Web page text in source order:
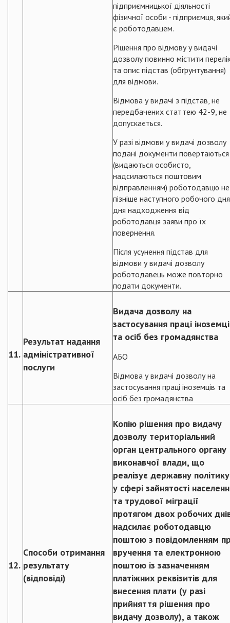
підприємницької діяльності
фізичної особи - підприємця,
є роботодавцем.
Рішення про відмову у видачі
дозволу повинно містити
та опис підстав (обґрунтування)
для відмови.
Відмова у видачі з підстав, не
передбачених статтею 42-9, не
допускається.
У разі відмови у видачі дозволу
подані документи повертаються
(видаються особисто,
надсилаються поштовим
відправленням) роботодавцю не
пізніше наступного робочого
дня надходження від
роботодавця заяви про їх
повернення.
Після усунення підстав для
відмови у видачі дозволу
роботодавець може повторно
подати документи.
11.
Результат надання
адміністративної
послуги
Видача дозволу на
застосування праці
та осіб без громадянства
АБО
Відмова у видачі дозволу на
застосування праці іноземців та
осіб без громадянства
12.
Способи отримання
результату
(відповіді)
Копію рішення про видачу
дозволу територіальний
орган центрального органу
виконавчої влади, що
реалізує державну політику
у сфері зайнятості
та трудової міграції
протягом двох робочих
надсилає роботодавцю
поштою з повідомленням
вручення та електронною
поштою із зазначенням
платіжних реквізитів для
внесення плати (у разі
прийняття рішення про
видачу дозволу), а також